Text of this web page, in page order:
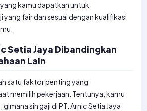
kamu dapatkan untuk
yang fair dan sesuai dengan kualifikasi
Setia Jaya Dibandingkan
Lain
satu faktor penting yang
memilih pekerjaan. Tentunya, kamu
sih gaji di PT. Arnic Setia Jaya